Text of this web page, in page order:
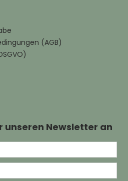
(AGB)
unseren Newsletter an